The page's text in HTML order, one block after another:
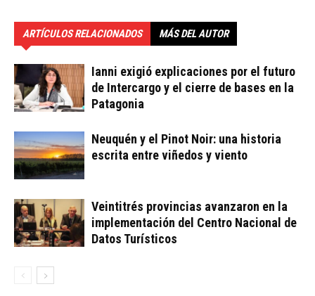
ARTÍCULOS RELACIONADOS MÁS DEL AUTOR
Ianni exigió explicaciones por el futuro
de Intercargo y el cierre de bases en la
Patagonia
Neuquén y el Pinot Noir: una historia
escrita entre viñedos y viento
Veintitrés provincias avanzaron en la
implementación del Centro Nacional de
Datos Turísticos